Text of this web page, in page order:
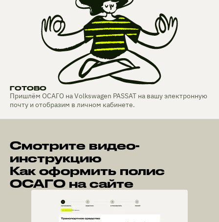
ГОТОВО
Пришлём ОСАГО на Volkswagen PASSAT на вашу электронную
почту и отобразим в личном кабинете.
Смотрите видео-
инструкцию
Как оформить полис
ОСАГО на сайте